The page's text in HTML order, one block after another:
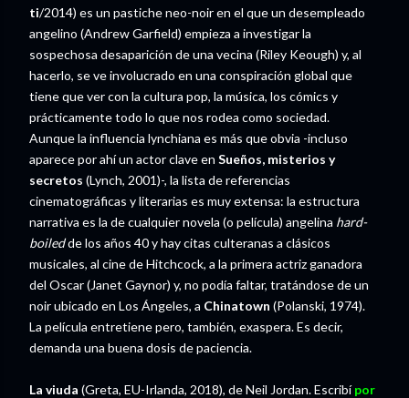
ti/2014) es un pastiche neo-noir en el que un desempleado
angelino (Andrew Garfield) empieza a investigar la
sospechosa desaparición de una vecina (Riley Keough) y, al
hacerlo, se ve involucrado en una conspiración global que
tiene que ver con la cultura pop, la música, los cómics y
prácticamente todo lo que nos rodea como sociedad.
Aunque la influencia lynchiana es más que obvia -incluso
aparece por ahí un actor clave en Sueños, misterios y
secretos (Lynch, 2001)-, la lista de referencias
cinematográficas y literarias es muy extensa: la estructura
narrativa es la de cualquier novela (o película) angelina hard-
boiledde los años 40 y hay citas culteranas a clásicos
musicales, al cine de Hitchcock, a la primera actriz ganadora
del Oscar (Janet Gaynor) y, no podía faltar, tratándose de un
noir ubicado en Los Ángeles, a Chinatown (Polanski, 1974).
La película entretiene pero, también, exaspera. Es decir,
demanda una buena dosis de paciencia.
La viuda (Greta, EU-Irlanda, 2018), de Neil Jordan. Escribípor